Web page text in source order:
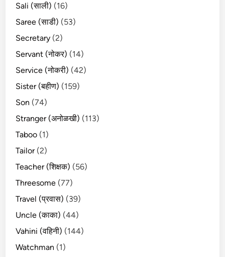
Sali (साली) (16)
Saree (साडी) (53)
Secretary (2)
Servant (नोकर) (14)
Service (नोकरी) (42)
Sister (बहीण) (159)
Son (74)
Stranger (अनोळखी) (113)
Taboo (1)
Tailor(2)
Teacher (शिक्षक) (56)
Threesome (77)
Travel (प्रवास) (39)
Uncle (काका) (44)
Vahini (वहिनी) (144)
Watchman (1)